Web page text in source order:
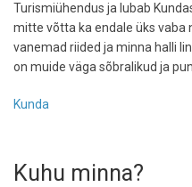
Turismiühendus ja lubab
mitte võtta ka endale üks vaba
vanemad riided ja minna halli
on muide väga sõbralikud ja
Kunda
Kuhu minna?